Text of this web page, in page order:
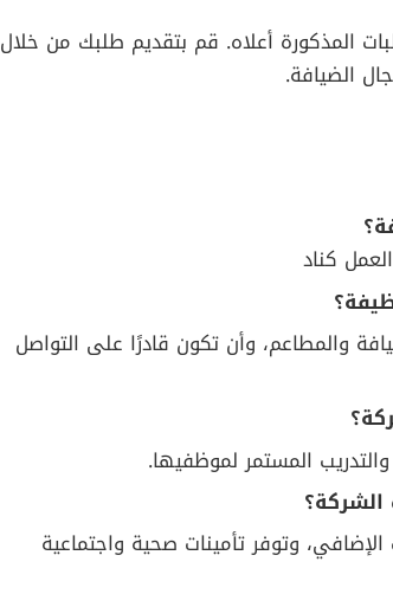
المذكورة أعلاه. قم بتقديم طلبك من خلال
الضيافة.
كناد
والمطاعم، وأن تكون قادرًا على التواصل
المستمر لموظفيها.
وتوفر تأمينات صحية واجتماعية